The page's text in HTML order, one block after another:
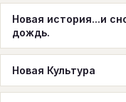
Новая история...и
дождь.
Новая Культура